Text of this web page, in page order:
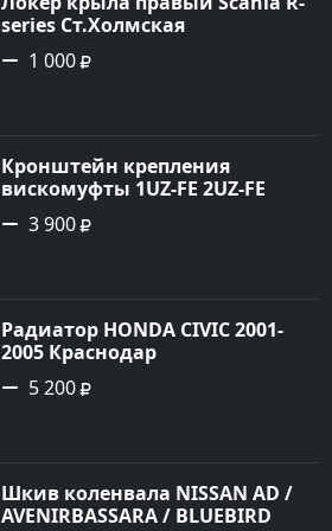
series Ст.Холмская
1 000
Кронштейн крепления
вискомуфты 1UZ-FE 2UZ-FE
Краснодар
3 900
Радиатор HONDA CIVIC 2001-
2005 Краснодар
5 200
Шкив коленвала NISSAN AD /
AVENIRBASSARA / BLUEBIRD